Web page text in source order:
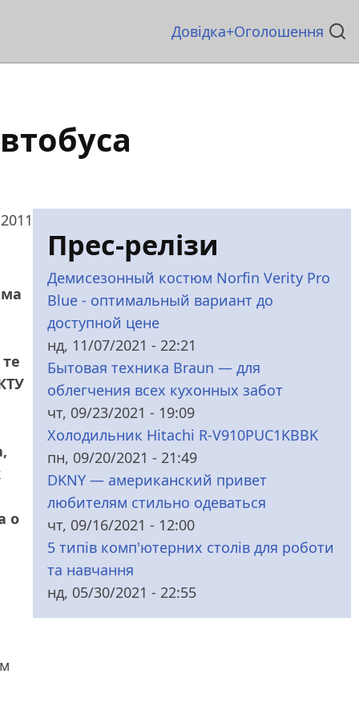
Основна
Довідка Оголошення
о
Прес-релізи
Демисезонный костюм Norfin Verity Pro
Blue - оптимальный вариант до
доступной цене
нд, 11/07/2021 - 22:21
Бытовая техника Braun — для
облегчения всех кухонных забот
чт, 09/23/2021 - 19:09
Холодильник Hitachi R-V910PUC1KBBK
пн, 09/20/2021 - 21:49
DKNY — американский привет
любителям стильно одеваться
чт, 09/16/2021 - 12:00
5 типів комп'ютерних столів для роботи
та навчання
нд, 05/30/2021 - 22:55